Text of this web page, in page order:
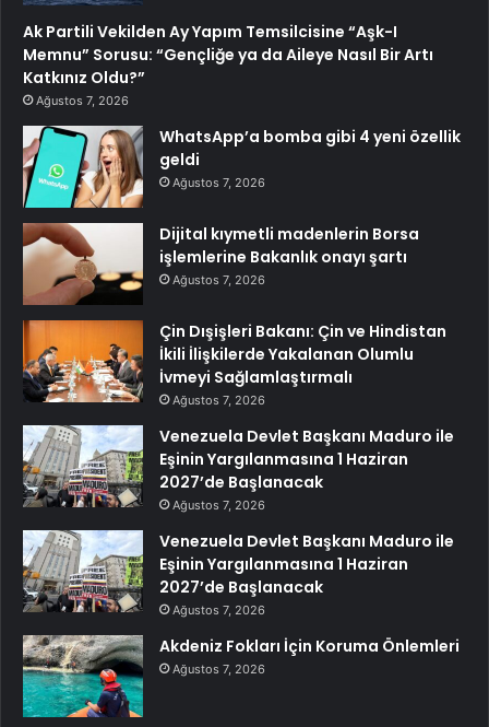
Ak Partili Vekilden Ay Yapım Temsilcisine “Aşk-I
Memnu” Sorusu: “Gençliğe ya da Aileye Nasıl Bir Artı
Katkınız Oldu?”
Ağustos 7, 2026
WhatsApp’a bomba gibi 4 yeni özellik
geldi
Ağustos 7, 2026
Dijital kıymetli madenlerin Borsa
işlemlerine Bakanlık onayı şartı
Ağustos 7, 2026
Çin Dışişleri Bakanı: Çin ve Hindistan
İkili İlişkilerde Yakalanan Olumlu
İvmeyi Sağlamlaştırmalı
Ağustos 7, 2026
Venezuela Devlet Başkanı Maduro ile
Eşinin Yargılanmasına 1 Haziran
2027’de Başlanacak
Ağustos 7, 2026
Venezuela Devlet Başkanı Maduro ile
Eşinin Yargılanmasına 1 Haziran
2027’de Başlanacak
Ağustos 7, 2026
Akdeniz Fokları İçin Koruma Önlemleri
Ağustos 7, 2026